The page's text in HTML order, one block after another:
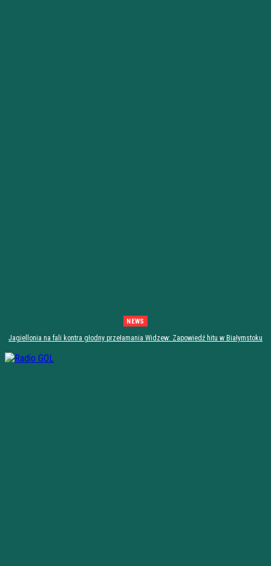
NEWS
Jagiellonia na fali kontra głodny przełamania Widzew: Zapowiedź hitu w Białymstoku